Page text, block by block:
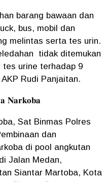
barang bawaan dan
bus, mobil dan
melintas serta tes urin.
tidak ditemukan
tes urine terhadap 9
Rudi Panjaitan.
𝐍𝐚𝐫𝐤𝐨𝐛𝐚
Sat Binmas Polres
dan
di pool angkutan
Jalan Medan,
Siantar Martoba, Kota